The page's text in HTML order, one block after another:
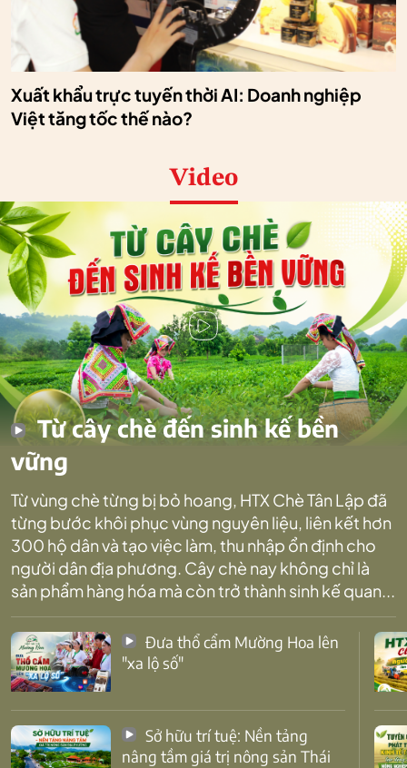
Xuất khẩu trực tuyến thời AI: Doanh nghiệp
Việt tăng tốc thế nào?
Video
Từ cây chè đến sinh kế bền
vững
Từ vùng chè từng bị bỏ hoang, HTX Chè Tân Lập đã
từng bước khôi phục vùng nguyên liệu, liên kết hơn
300 hộ dân và tạo việc làm, thu nhập ổn định cho
người dân địa phương. Cây chè nay không chỉ là
sản phẩm hàng hóa mà còn trở thành sinh kế quan...
"xa lộ số"
nâng tầm giá trị nông sản Thái